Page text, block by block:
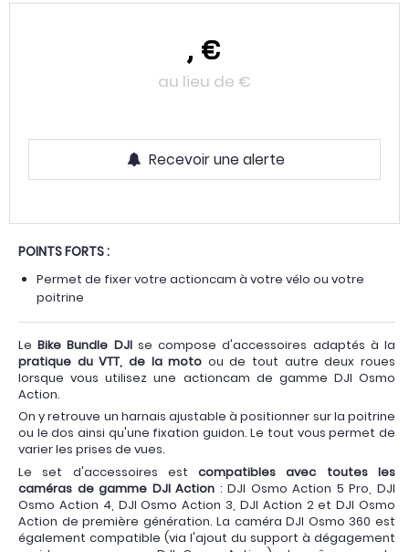
, €
au lieu de €
Recevoir une alerte
POINTS FORTS :
Permet de fixer votre actioncam à votre vélo ou votre
poitrine
LeBike Bundle DJIse compose d'accessoires adaptés à la
pratique du VTT, de la moto ou de tout autre deux roues
lorsque vous utilisez une actioncam de gamme DJI Osmo
Action.
On y retrouve un harnais ajustable à positionner sur la poitrine
ou le dos ainsi qu'une fixation guidon. Le tout vous permet de
varier les prises de vues.
Le set d'accessoires estcompatibles avec toutes les
caméras de gamme DJI Action : DJI Osmo Action 5 Pro, DJI
Osmo Action 4, DJI Osmo Action 3, DJI Action 2 et DJI Osmo
Action de première génération. La caméra DJI Osmo 360 est
également compatible (via l'ajout du support à dégagement